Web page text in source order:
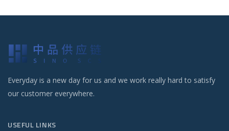
Everyday is a new day for us and we work really hard to satisfy
our customer everywhere.
USEFUL LINKS